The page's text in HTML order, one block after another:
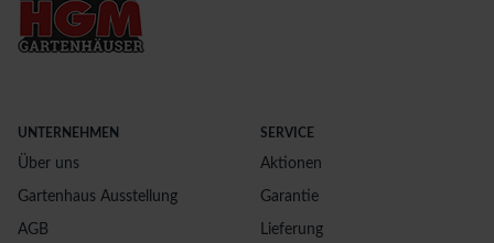
UNTERNEHMEN
Über uns
Gartenhaus Ausstellung
AGB
SERVICE
Aktionen
Garantie
Lieferung